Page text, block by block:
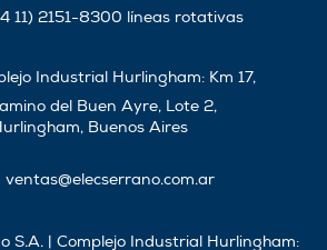
11) 2151-8300 líneas rotativas
Industrial Hurlingham: Km 17,
del Buen Ayre, Lote 2,
Buenos Aires
ventas@elecserrano.com.ar
S.A. | Complejo Industrial Hurlingham: